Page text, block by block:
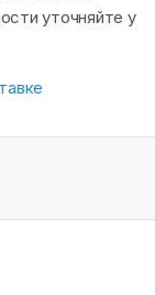
уточняйте у